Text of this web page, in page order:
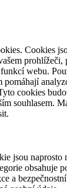
Cookies
prohlížeči,
webu.
pomáhají
cookies
souhlasem.
jsou naprosto
obsahuje
a